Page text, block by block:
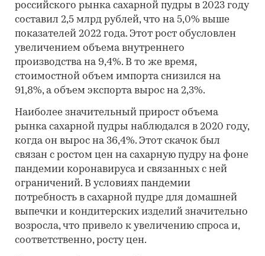
российского рынка сахарной пудры в 2023 году
составил 2,5 млрд рублей, что на 5,0% выше
показателей 2022 года. Этот рост обусловлен
увеличением объема внутреннего
производства на 9,4%. В то же время,
стоимостной объем импорта снизился на
91,8%, а объем экспорта вырос на 2,3%.
Наиболее значительный прирост объема
рынка сахарной пудры наблюдался в 2020 году,
когда он вырос на 36,4%. Этот скачок был
связан с ростом цен на сахарную пудру на фоне
пандемии коронавируса и связанных с ней
ограничений. В условиях пандемии
потребность в сахарной пудре для домашней
выпечки и кондитерских изделий значительно
возросла, что привело к увеличению спроса и,
соответственно, росту цен.